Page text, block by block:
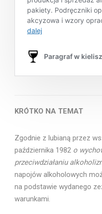
KRÓTKO NA TEMAT
Zgodnie z lubianą przez
października 1982 o
przeciwdziałaniu
napojów alkoholowych
na podstawie wydanego
warunkami.